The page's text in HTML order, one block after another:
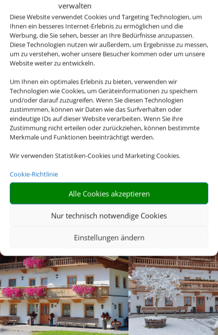
verwalten
Diese Website verwendet Cookies und Targeting Technologien, um
Ihnen ein besseres Internet-Erlebnis zu ermöglichen und die
Werbung, die Sie sehen, besser an Ihre Bedürfnisse anzupassen.
Diese Technologien nutzen wir außerdem, um Ergebnisse zu messen,
um zu verstehen, woher unsere Besucher kommen oder um unsere
Website weiter zu entwickeln.
Um Ihnen ein optimales Erlebnis zu bieten, verwenden wir
Technologien wie Cookies, um Geräteinformationen zu speichern
und/oder darauf zuzugreifen. Wenn Sie diesen Technologien
zustimmmen, können wir Daten wie das Surfverhalten oder
eindeutige IDs auf dieser Website verarbeiten. Wenn Sie ihre
Zustimmung nicht erteilen oder zurückziehen, können bestimmte
Merkmale und Funktionen beeinträchtigt werden.
Wir verwenden Statistiken-Cookies und Marketing Cookies.
Cookie-Richtlinie
Alle Cookies akzeptieren
Nur technisch notwendige Cookies
Einstellungen ändern
BUCHEN SIE UNSERE
FERIENWOHNUNG IN SÖLL
AM WILDEN KAISER